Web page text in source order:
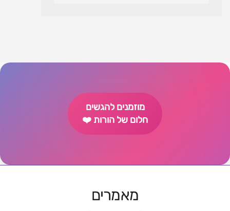
מוזמנים להגשים
חלום של הורות ❤️
מאמרים